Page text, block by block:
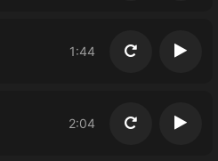
1:44 Повторить
2:04 Повторить